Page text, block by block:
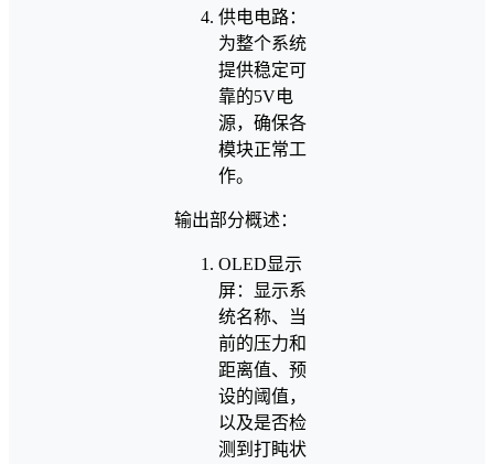
供电电路：
为整个系统
提供稳定可
靠的5V电
源，确保各
模块正常工
作。
输出部分概述：
OLED显示
屏：显示系
统名称、当
前的压力和
距离值、预
设的阈值，
以及是否检
测到打盹状